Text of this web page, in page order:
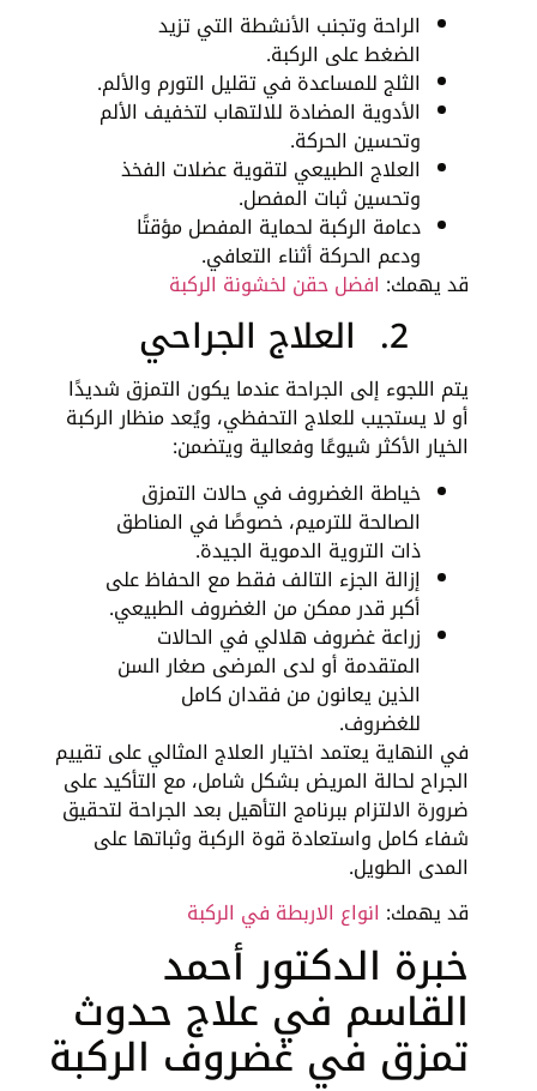
الراحة وتجنب الأنشطة التي تزيد
الضغط على الركبة.
الثلج للمساعدة في تقليل التورم والألم.
الأدوية المضادة للالتهاب لتخفيف الألم
وتحسين الحركة.
العلاج الطبيعي لتقوية عضلات الفخذ
وتحسين ثبات المفصل.
دعامة الركبة لحماية المفصل مؤقتًا
ودعم الحركة أثناء التعافي.
قد يهمك: افضل حقن لخشونة الركبة
يتم اللجوء إلى الجراحة عندما يكون التمزق شديدًا
أو لا يستجيب للعلاج التحفظي، ويُعد منظار الركبة
الخيار الأكثر شيوعًا وفعالية ويتضمن:
خياطة الغضروف في حالات التمزق
الصالحة للترميم، خصوصًا في المناطق
ذات التروية الدموية الجيدة.
إزالة الجزء التالف فقط مع الحفاظ على
أكبر قدر ممكن من الغضروف الطبيعي.
زراعة غضروف هلالي في الحالات
المتقدمة أو لدى المرضى صغار السن
الذين يعانون من فقدان كامل
للغضروف.
في النهاية يعتمد اختيار العلاج المثالي على تقييم
الجراح لحالة المريض بشكل شامل، مع التأكيد على
ضرورة الالتزام ببرنامج التأهيل بعد الجراحة لتحقيق
شفاء كامل واستعادة قوة الركبة وثباتها على
المدى الطويل.
قد يهمك: انواع الاربطة في الركبة
خبرة الدكتور أحمد
القاسم في علاج حدوث
تمزق في غضروف الركبة